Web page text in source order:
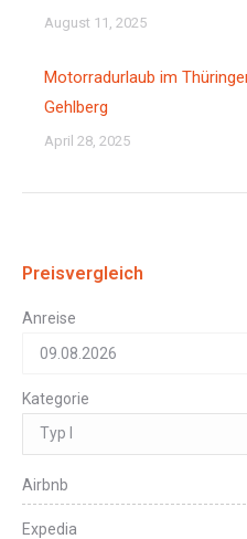
August 11, 2025
Motorradurlaub im
Gehlberg
April 28, 2025
Preisvergleich
Anreise
Kategorie
Airbnb
Expedia